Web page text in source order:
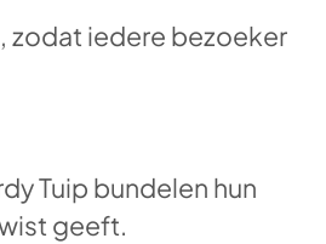
zodat iedere bezoeker
Tuip bundelen hun
geeft.